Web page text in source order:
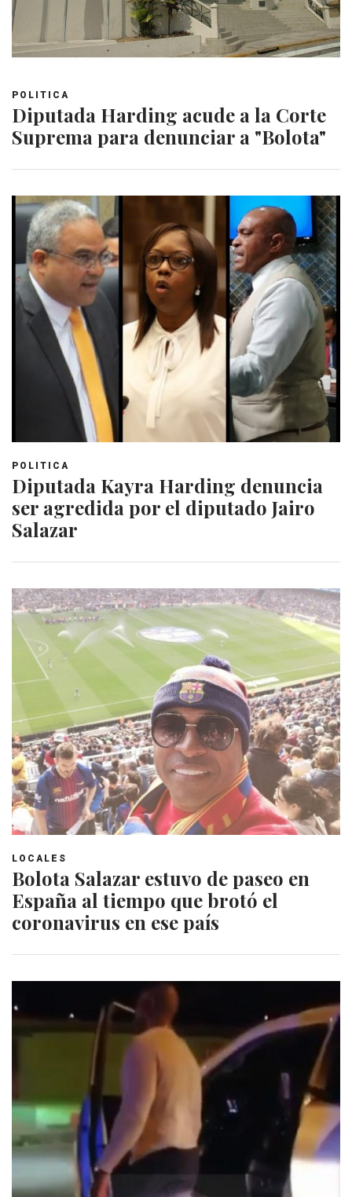
POLITICA
Diputada Harding acude a la Corte
Suprema para denunciar a "Bolota"
POLITICA
Diputada Kayra Harding denuncia
ser agredida por el diputado Jairo
Salazar
LOCALES
Bolota Salazar estuvo de paseo en
España al tiempo que brotó el
coronavirus en ese país